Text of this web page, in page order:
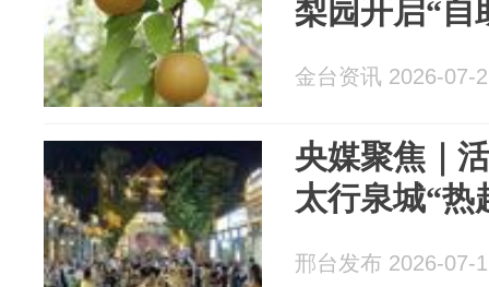
梨园开启“自
金台资讯 2026-07-
央媒聚焦｜
太行泉城“热
邢台发布 2026-07-